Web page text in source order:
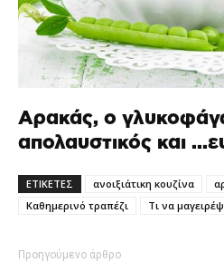
Αρακάς, ο
απολαυστικός και
ΕΤΙΚΕΤΕΣ ανοιξιάτικη κουζίνα
Καθημερινό τραπέζι
Τι να
Προηγούμενο άρθρο